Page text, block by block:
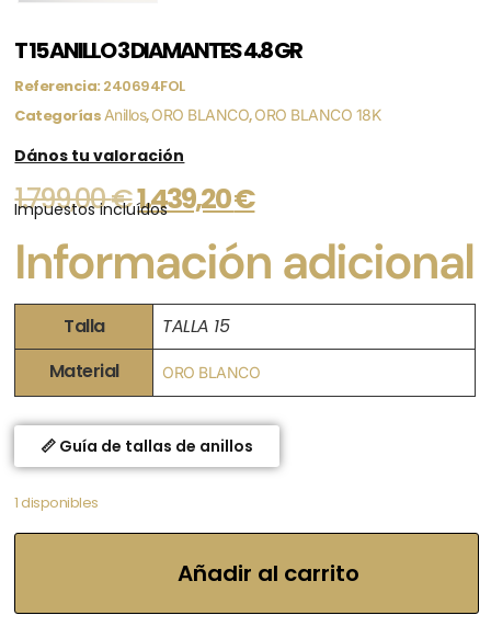
T 15 ANILLO 3 DIAMANTES 4.8 GR
Referencia: 240694FOL
Categorías Anillos,ORO BLANCO,ORO BLANCO 18K
Dános tu valoración
1.799,00€1.439,20€
Impuestos incluídos
Información adicional
Talla
TALLA 15
Material
ORO BLANCO
📏 Guía de tallas de anillos
1 disponibles
Añadir al carrito